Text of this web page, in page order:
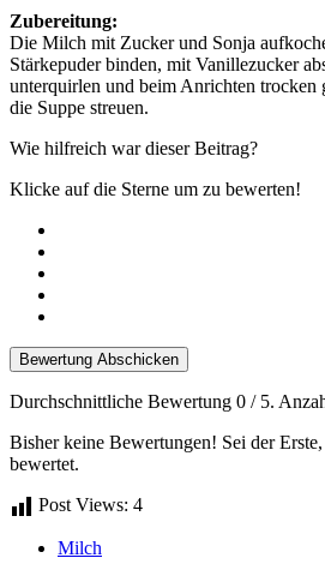
Zubereitung:
Die Milch mit Zucker und Sonja
Stärkepuder binden, mit Vanillezucker
unterquirlen und beim Anrichten trocken
die Suppe streuen.
Wie hilfreich war dieser Beitrag?
Klicke auf die Sterne um zu bewerten!
Bewertung Abschicken
Durchschnittliche Bewertung 0 / 5.
Bisher keine Bewertungen! Sei der
bewertet.
Post Views: 4
Milch